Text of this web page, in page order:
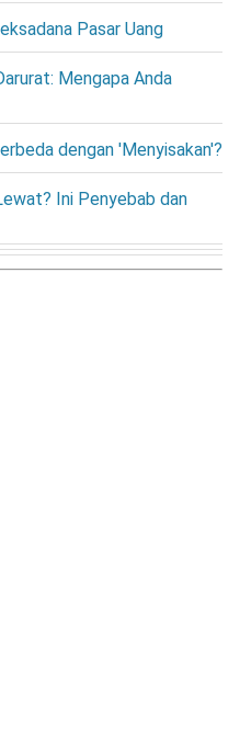
Pasar Uang
Mengapa Anda
dengan 'Menyisakan'?
Ini Penyebab dan